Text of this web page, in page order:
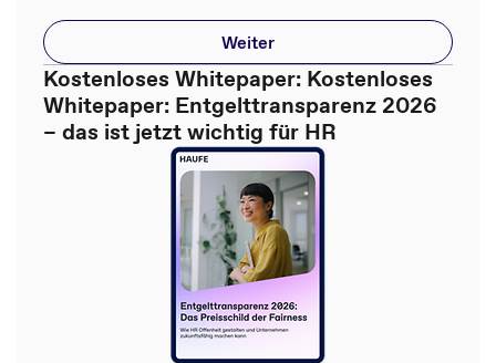
Weiter
Kostenloses Whitepaper: Kostenloses
Whitepaper: Entgelttransparenz 2026
– das ist jetzt wichtig für HR